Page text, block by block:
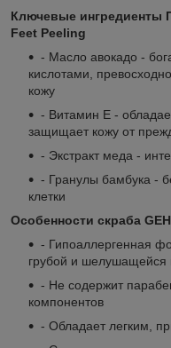
Ключевые ингредиенты
Feet Peeling
- Масло авокадо -
кислотами,
кожу
- Витамин Е -
защищает кожу от
- Экстракт меда -
- Гранулы бамбука -
клетки
Особенности скраба
- Гипоаллергенная
грубой и шелушащейся
- Не содержит
компонентов
- Обладает легким,